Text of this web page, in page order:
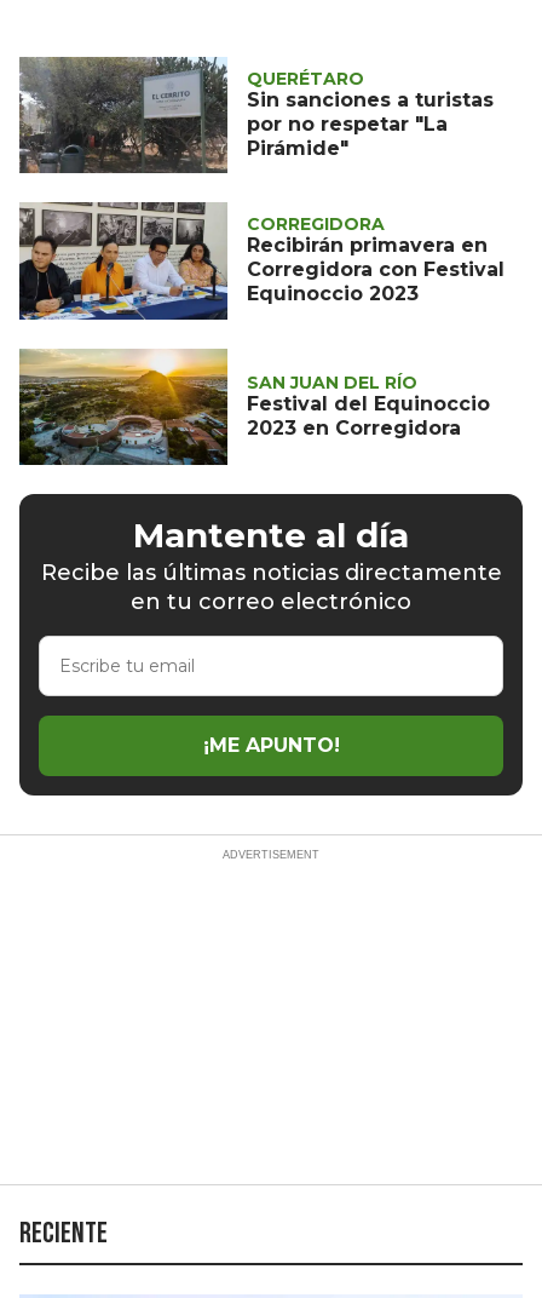
QUERÉTARO
Sin sanciones a turistas
por no respetar "La
Pirámide"
CORREGIDORA
Recibirán primavera en
Corregidora con Festival
Equinoccio 2023
SAN JUAN DEL RÍO
Festival del Equinoccio
2023 en Corregidora
Mantente al día
Recibe las últimas noticias directamente
en tu correo electrónico
Escribe
email
¡ME APUNTO!
Reciente